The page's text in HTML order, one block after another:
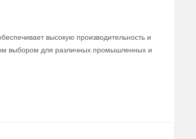
высокую производительность и
выбором для различных промышленных и